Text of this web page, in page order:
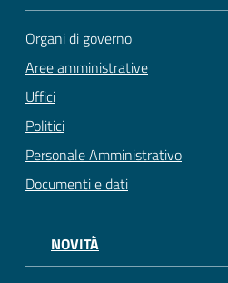
Organi di governo
Aree amministrative
Uffici
Politici
Personale Amministrativo
Documenti e dati
NOVITÀ